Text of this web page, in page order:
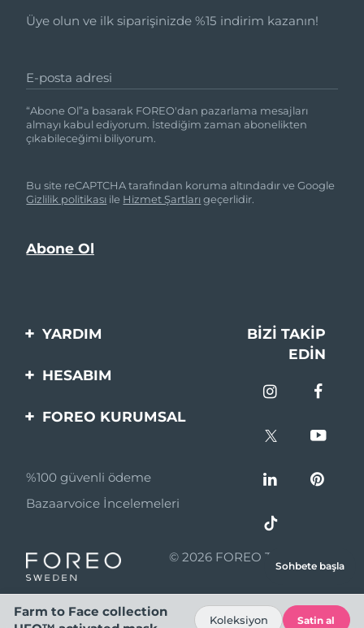
Üye olun ve ilk siparişinizde %15 indirim kazanın!
E-posta adresi
“Abone Ol”a basarak FOREO'dan pazarlama mesajları
almayı kabul ediyorum. İstediğim zaman abonelikten
çıkabileceğimi biliyorum.
Bu site reCAPTCHA tarafından koruma altındadır ve Google
Gizlilik politikası ile Hizmet Şartlarıgeçerlidir.
YARDIM
Bi̇zi̇mle İleti̇şi̇me Geçi̇n
BIZI TAKIP
EDIN
HESABIM
Ürün Kaydı
FOREO KURUMSAL
Ortaklik Programi
Ortaklık haberleri
Perakende Satış
Ortakları
Kullanım Şartları
%100 güvenli ödeme
Bazaarvoice İncelemeleri
© 2026 FOREO Tüm hakları
saklıdır.
Sohbete başla
Farm to Face collection
Koleksiyon Satin al